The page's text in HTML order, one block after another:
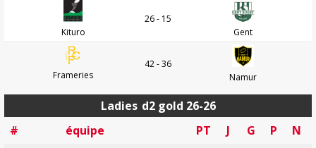
Kituro
26 - 15
Gent
Frameries
42 - 36
Namur
Ladies d2 gold 26-26
#
équipe PT J G P
N